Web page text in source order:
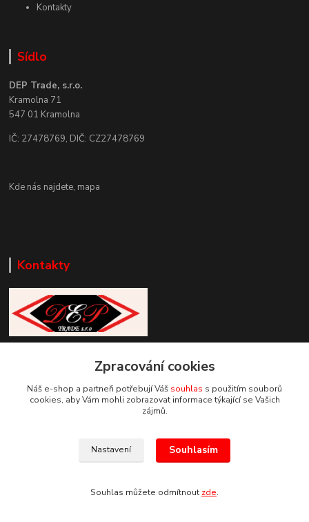
Kontakty
Sídlo
DEP Trade, s.r.o.
Kramolna 71
547 01 Kramolna
IČ: 27478769, DIČ: CZ27478769
Kde nás najdete, mapa
Kontakty
+420 777 085 857
info@deptrade.cz
Zpracování cookies
Náš e-shop a partneři potřebují Váš souhlas s použitím souborů
cookies, aby Vám mohli zobrazovat informace týkající se Vašich
zájmů.
Nastavení Souhlasím
Souhlas můžete odmítnout zde.